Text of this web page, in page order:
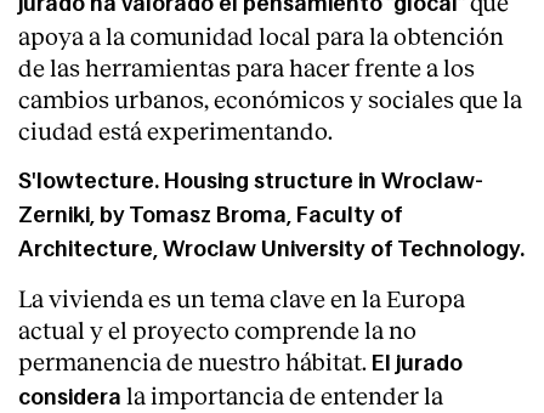
apoya a la comunidad local para la obtención
de las herramientas para hacer frente a los
cambios urbanos, económicos y sociales que la
ciudad está experimentando.
S'lowtecture. Housing structure in Wroclaw-
Zerniki, by Tomasz Broma, Faculty of
Architecture, Wroclaw University of Technology.
La vivienda es un tema clave en la Europa
actual y el proyecto comprende la no
permanencia de nuestro hábitat. El jurado
considera la importancia de entender la